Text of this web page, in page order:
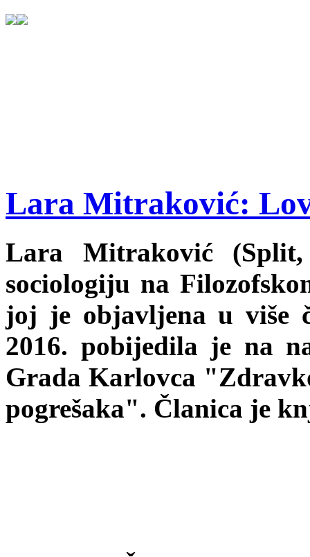
Lara Mitraković:
Lara Mitraković
sociologiju na
joj je objavljena u više
2016. pobijedila je na
Grada Karlovca
pogrešaka". Članica je